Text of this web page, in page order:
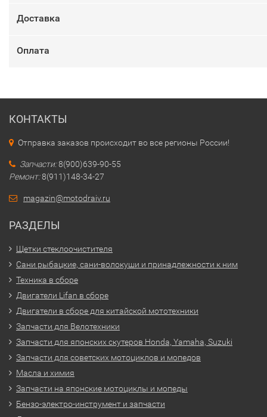
Доставка
Оплата
КОНТАКТЫ
Отправка заказов происходит во все регионы России!
Запчасти:8(900)639-90-55
Ремонт:8(911)148-34-27
magazin@motodraiv.ru
РАЗДЕЛЫ
Щетки стеклоочистителя
Сани рыбацкие, сани-волокуши и принадлежности к ним
Техника в сборе
Двигатели Lifan в сборе
Двигатели в сборе для китайской мототехники
Запчасти для Велотехники
Запчасти для японских скутеров Honda, Yamaha, Suzuki
Запчасти для советских мотоциклов и мопедов
Масла и химия
Запчасти на японские мотоциклы и мопеды
Бензо-электро-инструмент и запчасти